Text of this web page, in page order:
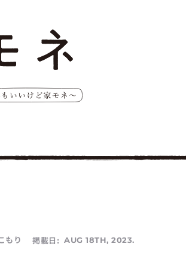
もり 掲載日: AUG 18TH, 2023.